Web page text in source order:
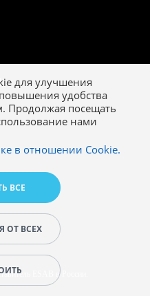
для улучшения
удобства
Продолжая посещать
нами
в отношении Cookie.
ВСЕ
ОТ ВСЕХ
ESAB в России.